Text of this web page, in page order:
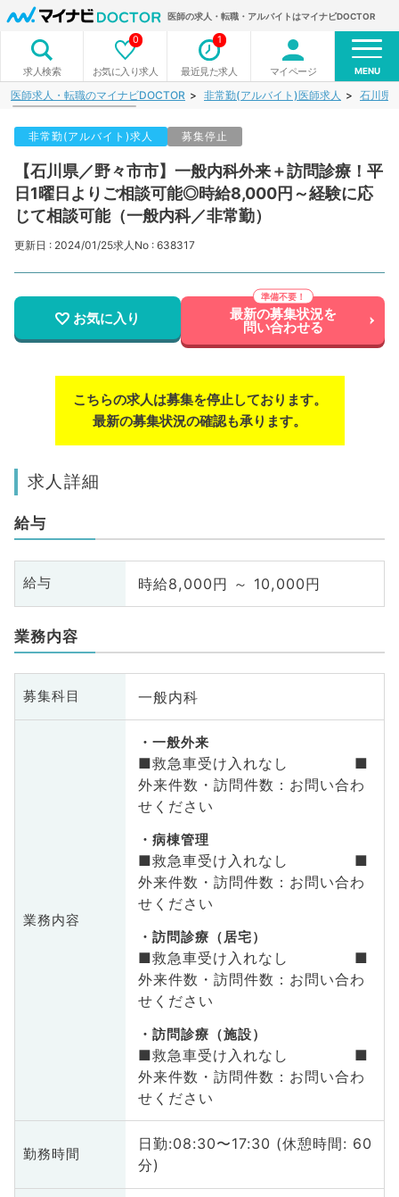
医師の求人・転職・アルバイトはマイナビDOCTOR
求人検索 お気に入り求人
0
最近見た求人
1
マイページ MENU
医師求人・転職のマイナビDOCTOR 非常勤(アルバイト)医師求人 石川県
非常勤(アルバイト)求人 募集停止
【石川県／野々市市】一般内科外来＋訪問診療！平
日1曜日よりご相談可能◎時給8,000円～経験に応
じて相談可能（一般内科／非常勤）
更新日 : 2024/01/25求人No : 638317
お気に入り 最新の募集状況を
問い合わせる
こちらの求人は募集を停止しております。
最新の募集状況の確認も承ります。
求人詳細
給与
給与 時給8,000円 ～ 10,000円
業務内容
募集科目 一般内科
業務内容
一般外来
■救急車受け入れなし ■
外来件数・訪問件数：お問い合わ
せください
病棟管理
■救急車受け入れなし ■
外来件数・訪問件数：お問い合わ
せください
訪問診療（居宅）
■救急車受け入れなし ■
外来件数・訪問件数：お問い合わ
せください
訪問診療（施設）
■救急車受け入れなし ■
外来件数・訪問件数：お問い合わ
せください
勤務時間
日勤:08:30〜17:30 (休憩時間: 60
分)